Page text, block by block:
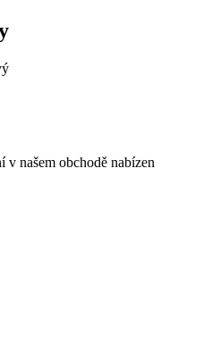
v našem obchodě nabízen